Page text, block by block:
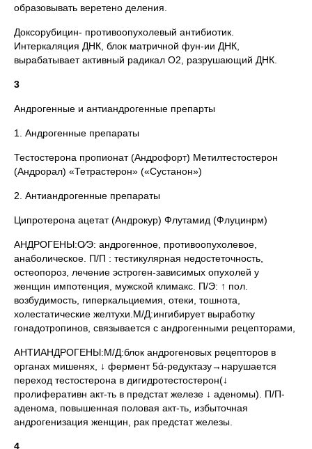
образовывать веретено деления.
Доксорубицин- противоопухолевый антибиотик.
Интеркаляция ДНК, блок матричной фун-ии ДНК,
вырабатывает активный радикал О2, разрушающий ДНК.
3
Андрогенные и антиандрогенные препарты
1. Андрогенные препараты
Тестостерона пропионат (Андрофорт) Метилтестостерон
(Андрорал) «Тетрастерон» («Сустанон»)
2. Антиандрогенные препараты
Ципротерона ацетат (Андрокур) Флутамид (Флуцинрм)
АНДРОГЕНЫ:О∕Э: андрогенное, противоопухолевое,
анаболическое. П/П : тестикулярная недостеточность,
остеопороз, лечение эстроген-зависимых опухолей у
женщин импотенция, мужской климакс. П/Э: ↑ пол.
возбудимость, гиперкальциемия, отеки, тошнота,
холестатические желтухи.М/Д:ингибирует выработку
гонадотропинов, связывается с андрогенными рецепторами,
АНТИАНДРОГЕНЫ:М/Д:блок андрогеновых рецепторов в
органах мишенях, ↓ фермент 5ά-редуктазу→нарушается
переход тестостерона в дигидротестостерон(↓
пролиферативн акт-ть в предстат железе ↓ аденомы). П/П-
аденома, повышенная половая акт-ть, избыточная
андрогенизация женщин, рак предстат железы.
4